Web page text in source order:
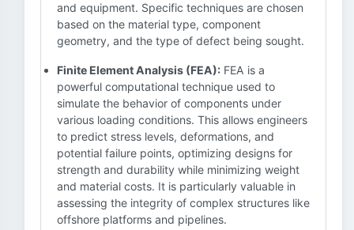
and equipment. Specific techniques are chosen
based on the material type, component
geometry, and the type of defect being sought.
Finite Element Analysis (FEA): FEA is a
powerful computational technique used to
simulate the behavior of components under
various loading conditions. This allows engineers
to predict stress levels, deformations, and
potential failure points, optimizing designs for
strength and durability while minimizing weight
and material costs. It is particularly valuable in
assessing the integrity of complex structures like
offshore platforms and pipelines.